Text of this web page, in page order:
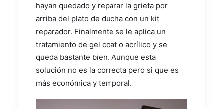
hayan quedado y reparar la grieta por
arriba del plato de ducha con un kit
reparador. Finalmente se le aplica un
tratamiento de gel coat o acrílico y se
queda bastante bien. Aunque esta
solución no es la correcta pero si que es
más económica y temporal.